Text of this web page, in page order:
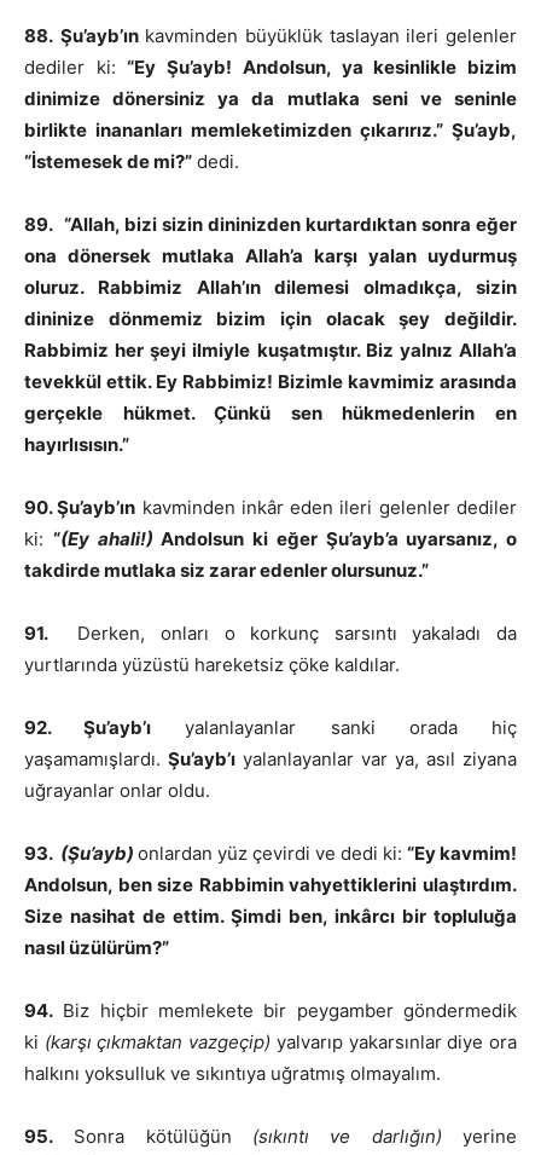
88. Şu’ayb’ınkavminden büyüklük taslayan ileri gelenler
dediler ki:“Ey Şu’ayb! Andolsun, ya kesinlikle bizim
dinimize dönersiniz ya da mutlaka seni ve seninle
birlikte inananları memleketimizden çıkarırız.” Şu’ayb,
“İstemesek de mi?” dedi.
89. “Allah, bizi sizin dininizden kurtardıktan sonra eğer
ona dönersek mutlaka Allah’a karşı yalan uydurmuş
oluruz. Rabbimiz Allah’ın dilemesi olmadıkça, sizin
dininize dönmemiz bizim için olacak şey değildir.
Rabbimiz her şeyi ilmiyle kuşatmıştır. Biz yalnız Allah’a
tevekkül ettik. Ey Rabbimiz! Bizimle kavmimiz arasında
gerçekle hükmet. Çünkü sen hükmedenlerin en
hayırlısısın.”
90. Şu’ayb’ın kavminden inkâr eden ileri gelenler dediler
ki: “(Ey ahali!)Andolsun ki eğer Şu’ayb’a uyarsanız, o
takdirde mutlaka siz zarar edenler olursunuz.”
91.
Derken, onları o korkunç sarsıntı yakaladı da
yurtlarında yüzüstü hareketsiz çöke kaldılar.
92. Şu’ayb’ı yalanlayanlar sanki orada hiç
yaşamamışlardı. Şu’ayb’ı yalanlayanlar var ya, asıl ziyana
uğrayanlar onlar oldu.
93. (Şu’ayb) onlardan yüz çevirdi ve dedi ki: “Ey kavmim!
Andolsun, ben size Rabbimin vahyettiklerini ulaştırdım.
Size nasihat de ettim. Şimdi ben, inkârcı bir topluluğa
nasıl üzülürüm?”
94. Biz hiçbir memlekete bir peygamber göndermedik
ki (karşı çıkmaktan vazgeçip) yalvarıp yakarsınlar diye ora
halkını yoksulluk ve sıkıntıya uğratmış olmayalım.
95. Sonra kötülüğün (sıkıntı ve darlığın) yerine